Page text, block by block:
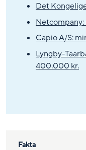
Det
Netcompany:
Capio A/S:
Lyngby-
400.000 kr.
Fakta